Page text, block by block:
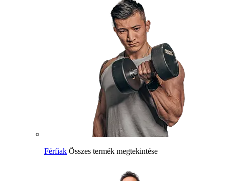
Férfiak Összes termék megtekintése